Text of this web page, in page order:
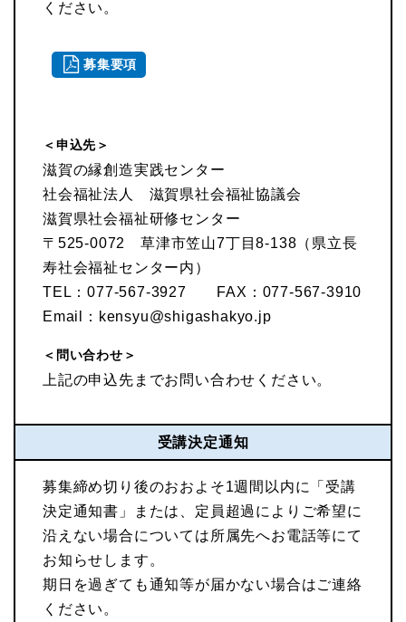
ください。
募集要項
＜申込先＞
滋賀の縁創造実践センター
社会福祉法人 滋賀県社会福祉協議会
滋賀県社会福祉研修センター
〒525-0072 草津市笠山7丁目8-138（県立長
寿社会福祉センター内）
TEL：077-567-3927 FAX：077-567-3910
Email：kensyu@shigashakyo.jp
＜問い合わせ＞
上記の申込先までお問い合わせください。
受講決定通知
募集締め切り後のおおよそ1週間以内に「受講
決定通知書」または、定員超過によりご希望に
沿えない場合については所属先へお電話等にて
お知らせします。
期日を過ぎても通知等が届かない場合はご連絡
ください。